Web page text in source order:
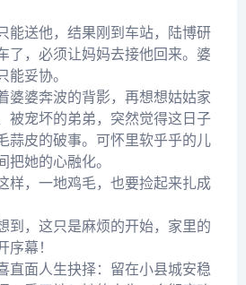
能送他，结果刚到车站，陆博研
了，必须让妈妈去接他回来。婆
妥协。
婆婆奔波的背影，再想想姑姑家
被宠坏的弟弟，突然觉得这日子
蒜皮的破事。可怀里软乎乎的儿
把她的心融化。
样，一地鸡毛，也要捡起来扎成
到，这只是麻烦的开始，家里的
幕！
直面人生抉择：留在小县城安稳